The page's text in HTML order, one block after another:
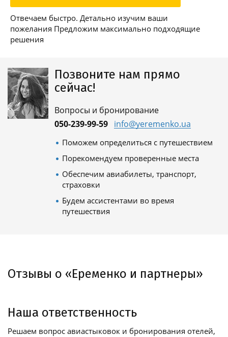
Отвечаем быстро. Детально изучим ваши
пожелания Предложим максимально подходящие
решения
Позвоните нам прямо
сейчас!
Вопросы и бронирование
050-239-99-59 info@yeremenko.ua
Поможем определиться с путешествием
Порекомендуем проверенные места
Обеспечим авиабилеты, транспорт,
страховки
Будем ассистентами во время
путешествия
Отзывы о «Еременко и партнеры»
Наша ответственность
Решаем вопрос авиастыковок и бронирования отелей,